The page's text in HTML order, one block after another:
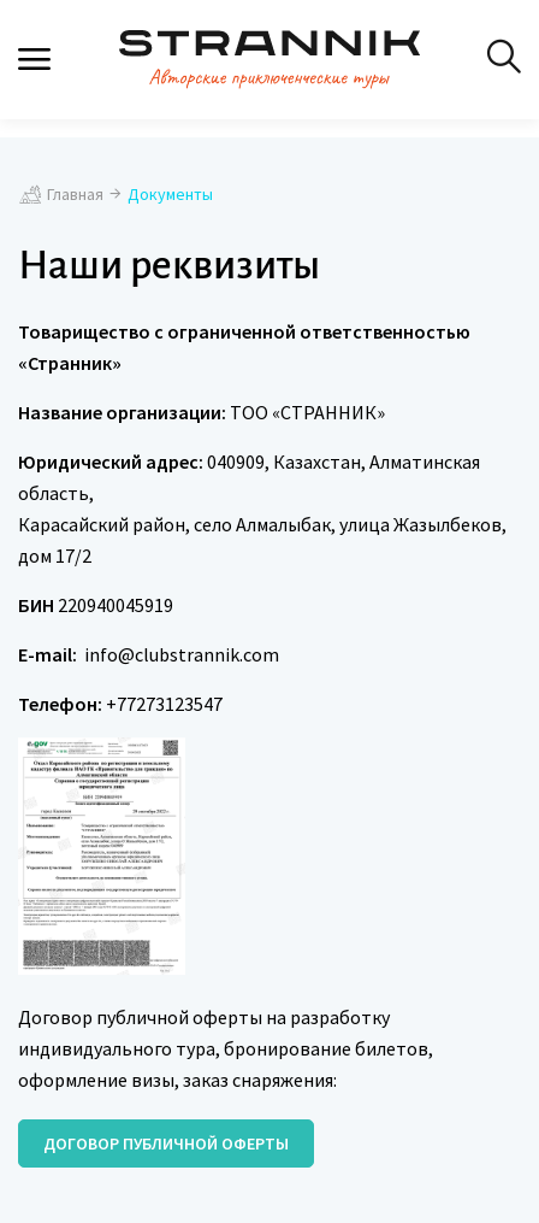
Главная Документы
Наши реквизиты
Товарищество с ограниченной ответственностью
«Странник»
Название организации: ТОО «СТРАННИК»
Юридический адрес: 040909, Казахстан, Алматинская
область,
Карасайский район, село Алмалыбак, улица Жазылбеков,
дом 17/2
БИН 220940045919
E-mail: info@clubstrannik.com
Телефон: +77273123547
Договор публичной оферты на разработку
индивидуального тура, бронирование билетов,
оформление визы, заказ снаряжения:
ДОГОВОР ПУБЛИЧНОЙ ОФЕРТЫ